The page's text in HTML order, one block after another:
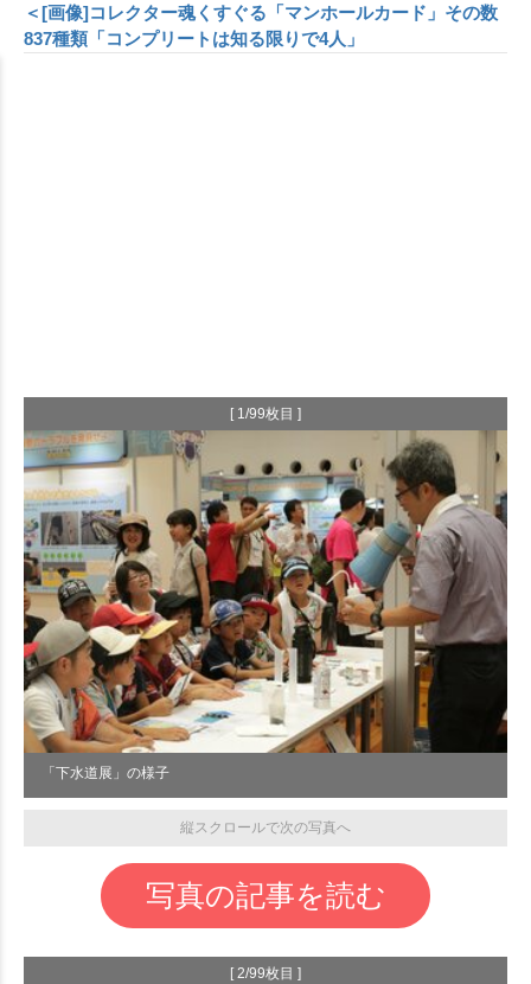
＜[画像]コレクター魂くすぐる「マンホールカード」その数
837種類「コンプリートは知る限りで4人」
[ 1/99枚目 ]
「下水道展」の様子
縦スクロールで次の写真へ
写真の記事を読む
[ 2/99枚目 ]